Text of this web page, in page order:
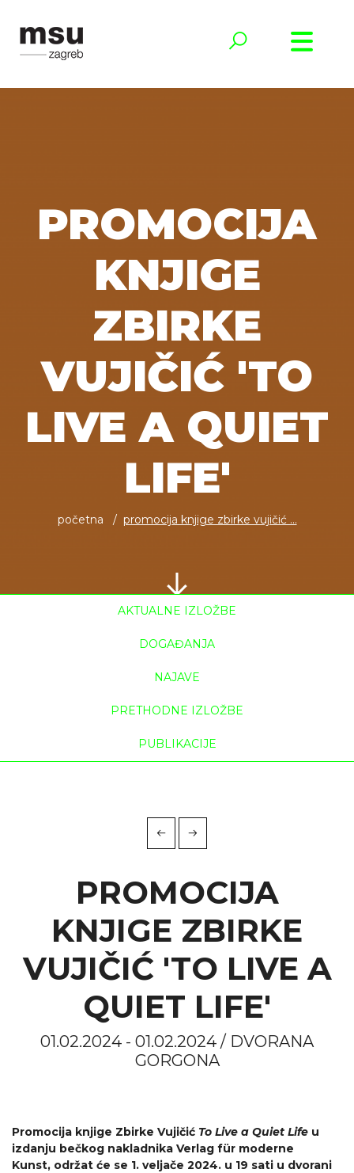
PROMOCIJA
KNJIGE
ZBIRKE
VUJIČIĆ 'TO
LIVE A QUIET
LIFE'
početna promocija knjige zbirke vujičić ...
AKTUALNE IZLOŽBE
DOGAĐANJA
NAJAVE
PRETHODNE IZLOŽBE
PUBLIKACIJE
PROMOCIJA
KNJIGE ZBIRKE
VUJIČIĆ 'TO LIVE A
QUIET LIFE'
01.02.2024 - 01.02.2024 / DVORANA
GORGONA
Promocija knjige Zbirke Vujičić To Live a Quiet Life u
izdanju bečkog nakladnika Verlag für moderne
Kunst, održat će se 1. veljače 2024. u 19 sati u dvorani